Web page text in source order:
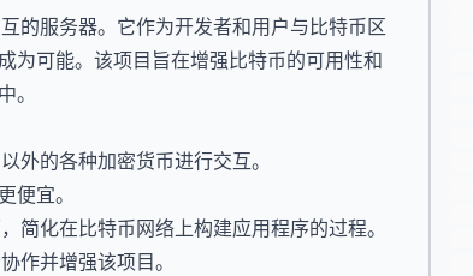
的服务器。它作为开发者和用户与比特币区
为可能。该项目旨在增强比特币的可用性和
。
外的各种加密货币进行交互。
便宜。
简化在比特币网络上构建应用程序的过程。
作并增强该项目。